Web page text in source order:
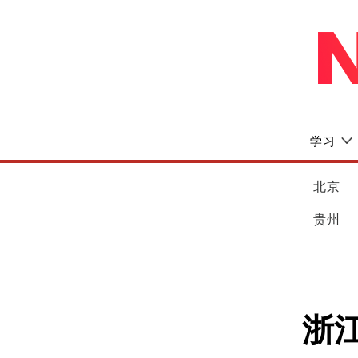
学习
北京
贵州
浙